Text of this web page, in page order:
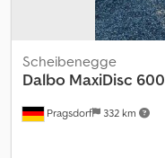
Pragsdorf 332 km
Scheibenegge
Dalbo MaxiDisc 600